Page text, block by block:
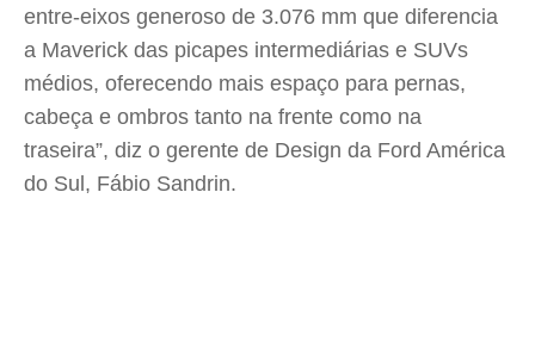
entre-eixos generoso de 3.076 mm que diferencia
a Maverick das picapes intermediárias e SUVs
médios, oferecendo mais espaço para pernas,
cabeça e ombros tanto na frente como na
traseira”, diz o gerente de Design da Ford América
do Sul, Fábio Sandrin.